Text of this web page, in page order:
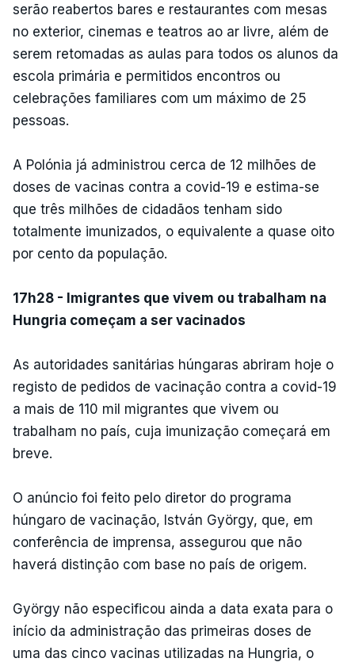
serão reabertos bares e restaurantes com mesas
no exterior, cinemas e teatros ao ar livre, além de
serem retomadas as aulas para todos os alunos da
escola primária e permitidos encontros ou
celebrações familiares com um máximo de 25
pessoas.
A Polónia já administrou cerca de 12 milhões de
doses de vacinas contra a covid-19 e estima-se
que três milhões de cidadãos tenham sido
totalmente imunizados, o equivalente a quase oito
por cento da população.
17h28 - Imigrantes que vivem ou trabalham na
Hungria começam a ser vacinados
As autoridades sanitárias húngaras abriram hoje o
registo de pedidos de vacinação contra a covid-19
a mais de 110 mil migrantes que vivem ou
trabalham no país, cuja imunização começará em
breve.
O anúncio foi feito pelo diretor do programa
húngaro de vacinação, István György, que, em
conferência de imprensa, assegurou que não
haverá distinção com base no país de origem.
György não especificou ainda a data exata para o
início da administração das primeiras doses de
uma das cinco vacinas utilizadas na Hungria, o